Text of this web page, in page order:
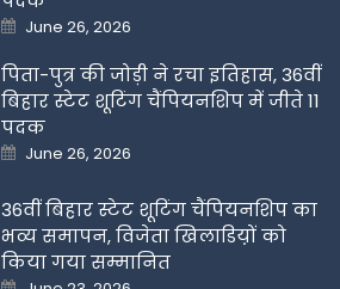
Posted
on
June 26, 2026
पिता-पुत्र की जोड़ी ने रचा इतिहास, 36वीं
बिहार स्टेट शूटिंग चैंपियनशिप में जीते 11
पदक
Posted
on
June 26, 2026
36वीं बिहार स्टेट शूटिंग चैंपियनशिप का
भव्य समापन, विजेता खिलाडिय़ों को
किया गया सम्मानित
Posted